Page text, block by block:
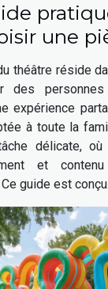
une
famille
théâtre réside
des
expérience
à toute la
délicate, où
et
guide est